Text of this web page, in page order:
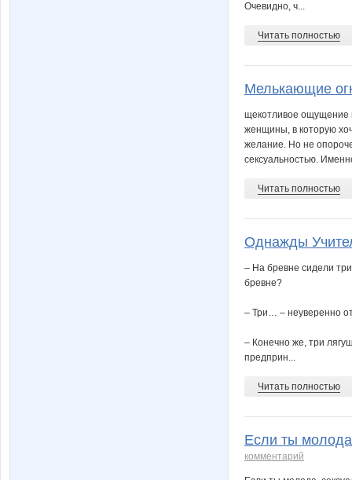
Очевидно, ч...
Читать полностью
Мелькающие
щекотливое ощущение
женщины, в которую
желание. Но не
сексуальностью.
Читать полностью
Однажды
– На бревне сидели
бревне?
– Три… – неуверенно
– Конечно же, три
предприн...
Читать полностью
Если ты
комментарий